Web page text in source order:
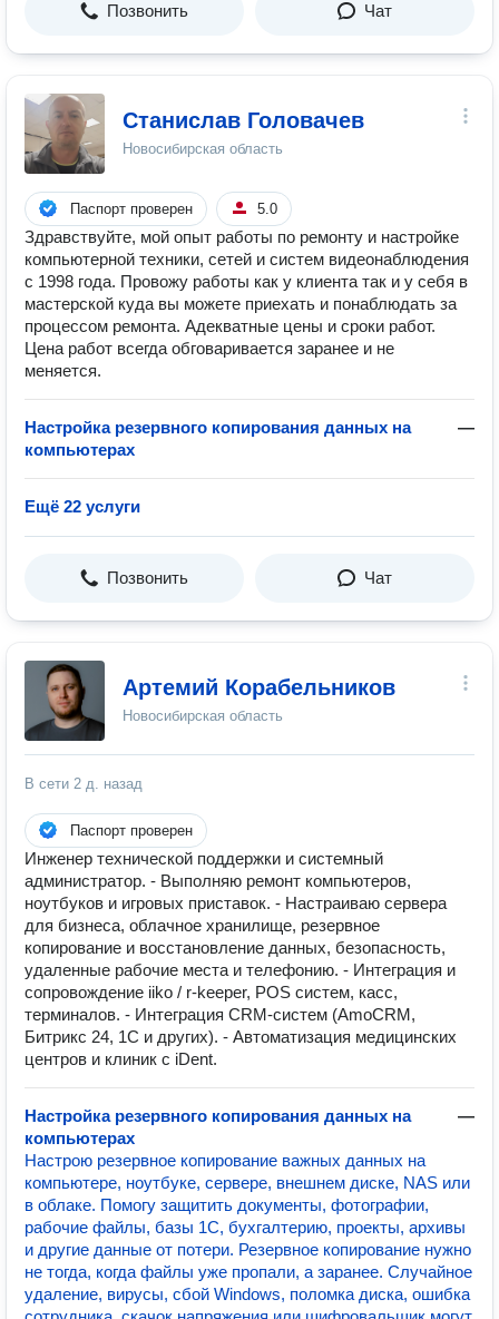
Позвонить Чат
Станислав Головачев
Новосибирская область
Паспорт проверен 5.0
Здравствуйте, мой опыт работы по ремонту и настройке
компьютерной техники, сетей и систем видеонаблюдения
с 1998 года. Провожу работы как у клиента так и у себя в
мастерской куда вы можете приехать и понаблюдать за
процессом ремонта. Адекватные цены и сроки работ.
Цена работ всегда обговаривается заранее и не
меняется.
Настройка резервного копирования данных на
компьютерах
—
Ещё 22 услуги
Позвонить Чат
Артемий Корабельников
Новосибирская область
В сети 2 д. назад
Паспорт проверен
Инженер технической поддержки и системный
администратор. - Выполняю ремонт компьютеров,
ноутбуков и игровых приставок. - Настраиваю сервера
для бизнеса, облачное хранилище, резервное
копирование и восстановление данных, безопасность,
удаленные рабочие места и телефонию. - Интеграция и
сопровождение iiko / r-keeper, POS систем, касс,
терминалов. - Интеграция CRM-систем (AmoCRM,
Битрикс 24, 1С и других). - Автоматизация медицинских
центров и клиник с iDent.
Настройка резервного копирования данных на
компьютерах
—
Настрою резервное копирование важных данных на
компьютере, ноутбуке, сервере, внешнем диске, NAS или
в облаке. Помогу защитить документы, фотографии,
рабочие файлы, базы 1С, бухгалтерию, проекты, архивы
и другие данные от потери. Резервное копирование нужно
не тогда, когда файлы уже пропали, а заранее. Случайное
удаление, вирусы, сбой Windows, поломка диска, ошибка